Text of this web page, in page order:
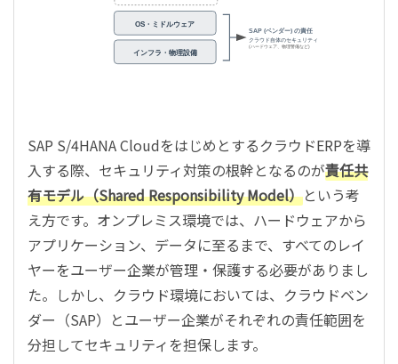
OS・ミドルウェア
インフラ・物理設備
SAP (ベンダー) の責任
クラウド自体のセキュリティ
(ハードウェア、物理警備など)
SAP S/4HANA CloudをはじめとするクラウドERPを導
入する際、セキュリティ対策の根幹となるのが責任共
有モデル（Shared Responsibility Model）という考
え方です。オンプレミス環境では、ハードウェアから
アプリケーション、データに至るまで、すべてのレイ
ヤーをユーザー企業が管理・保護する必要がありまし
た。しかし、クラウド環境においては、クラウドベン
ダー（SAP）とユーザー企業がそれぞれの責任範囲を
分担してセキュリティを担保します。